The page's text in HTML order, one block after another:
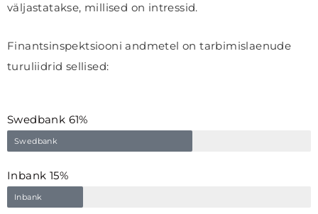
väljastatakse, millised on intressid.
Finantsinspektsiooni andmetel on tarbimislaenude
turuliidrid sellised:
Swedbank 61%
Swedbank
Inbank 15%
Inbank